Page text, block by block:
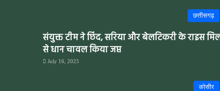
छत्तीसगढ़
संयुक्त टीम ने छिंद, सरिया और बेलटिकरी के राइस
से धान चावल किया जप्त
July 16, 2025
कोसीर